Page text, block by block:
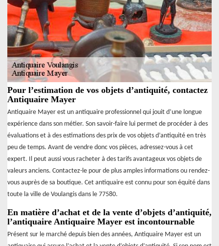
Pour l’estimation de vos objets d’antiquité, contactez
Antiquaire Mayer
Antiquaire Mayer est un antiquaire professionnel qui jouit d’une longue
expérience dans son métier. Son savoir-faire lui permet de procéder à des
évaluations et à des estimations des prix de vos objets d’antiquité en très
peu de temps. Avant de vendre donc vos pièces, adressez-vous à cet
expert. Il peut aussi vous racheter à des tarifs avantageux vos objets de
valeurs anciens. Contactez-le pour de plus amples informations ou rendez-
vous auprès de sa boutique. Cet antiquaire est connu pour son équité dans
toute la ville de Voulangis dans le 77580.
En matière d’achat et de la vente d’objets d’antiquité,
l’antiquaire Antiquaire Mayer est incontournable
Présent sur le marché depuis bien des années, Antiquaire Mayer est un